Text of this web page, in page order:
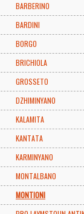
BARBERINO
BARDINI
BORGO
BRICHIOLA
GROSSETO
DZHIMINYANO
KALAMITA
KANTATA
KARMINYANO
MONTALBANO
MONTIONI